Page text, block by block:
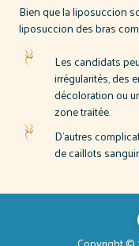
Bien que la liposuccion
liposuccion des bras
Les candidats
irrégularités, des
décoloration ou
zone traitée.
D'autres
de caillots